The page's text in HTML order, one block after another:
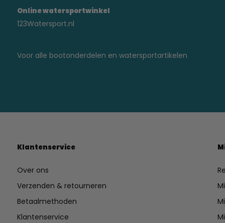
Online watersportwinkel
123Watersport.nl
Voor alle bootonderdelen en watersportartikelen
Klantenservice
Over ons
Verzenden & retourneren
Betaalmethoden
Klantenservice